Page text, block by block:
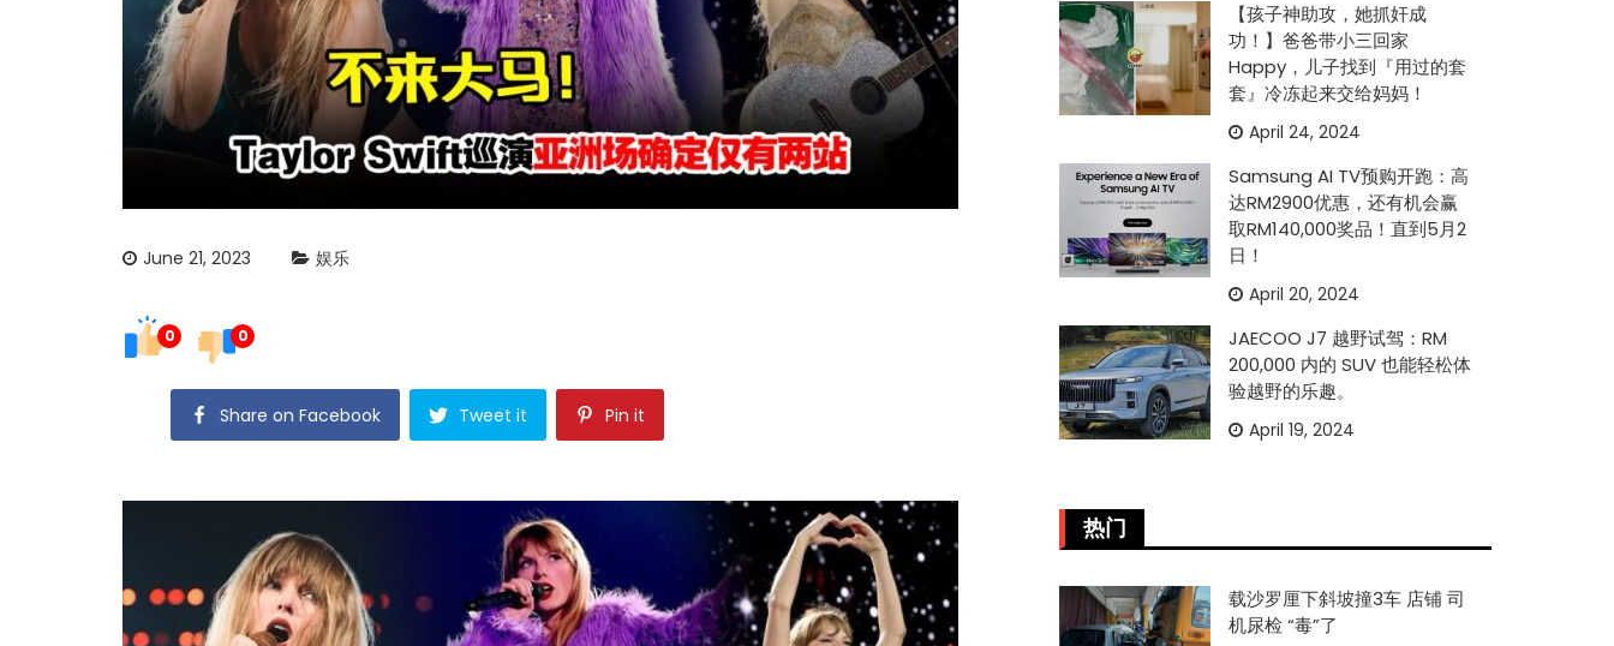
June 21, 2023 娱乐
0 0
Share on Facebook Tweet it Pin it
【孩子神助攻，她抓奸成
功！】爸爸带小三回家
Happy，儿子找到『用过的套
套』冷冻起来交给妈妈！
April 24, 2024
Samsung AI TV预购开跑：高
达RM2900优惠，还有机会赢
取RM140,000奖品！直到5月2
日！
April 20, 2024
JAECOO J7 越野试驾：RM
200,000 内的 SUV 也能轻松体
验越野的乐趣。
April 19, 2024
热门
载沙罗厘下斜坡撞3车 店铺 司
机尿检 “毒”了